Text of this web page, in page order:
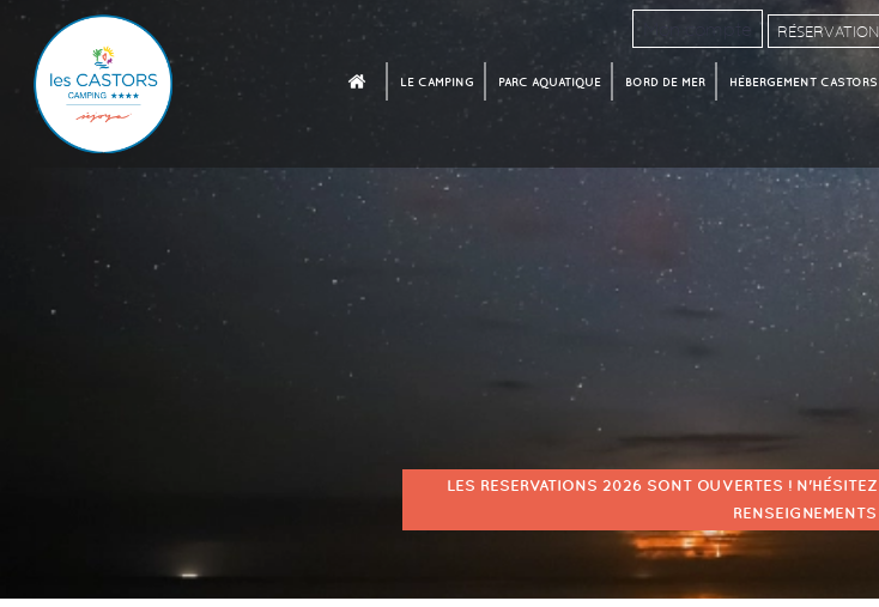
Mon compte
LE CAMPING PARC AQUATIQUE BORD DE MER HÉBERGEMENT
LES RESERVATIONS 2026 SONT OUVERTES !
RENSEIGNEMENTS